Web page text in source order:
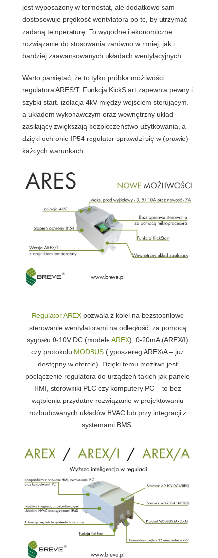
jest wyposażony w termostat, ale dodatkowo sam
dostosowuje prędkość wentylatorapo to, by utrzymać
zadaną temperaturę. To wygodne i ekonomiczne
rozwiązanie do stosowania zarówno w mniej, jak i
bardziej zaawansowanych układach wentylacyjnych.
Warto pamiętać, że to tylko próbka możliwości
regulatora ARES/T. Funkcja KickStart zapewnia pewny i
szybki start, izolacja 4kV między wejściem sterującym,
a układem wykonawczym oraz wewnętrzny układ
zasilający zwiększają bezpieczeństwo użytkowania, a
dzięki ochronie IP54 regulator sprawdzi się w (prawie)
każdych warunkach.
Regulator AREXpozwala z kolei na bezstopniowe
sterowanie wentylatorami na odległośćza pomocą
sygnału 0-10V DC (modeleAREX), 0-20mA (AREX/I)
czy protokołu MODBUS (typoszereg AREX/A – już
dostępny w ofercie). Dzięki temu możliwe jest
podłączenie regulatora do urządzeń takich jak panele
HMI, sterowniki PLC czy komputery PC – to bez
wątpienia przydatne rozwiązanie w projektowaniu
rozbudowanych układów HVAC lub przy integracji z
systemami BMS.